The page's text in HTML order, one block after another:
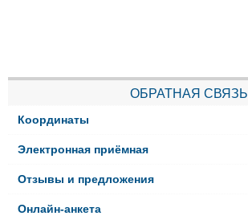
ОБРАТНАЯ СВЯЗЬ
Координаты
Электронная приёмная
Отзывы и предложения
Онлайн-анкета